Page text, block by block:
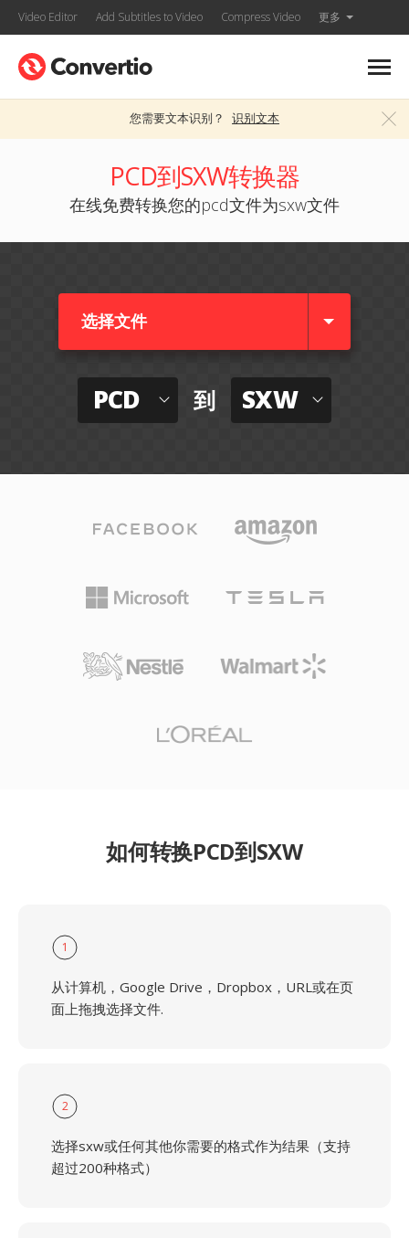
Video Editor Add Subtitles to Video Compress Video 更多
您需要文本识别？ 识别文本
PCD到SXW转换器
在线免费转换您的pcd文件为sxw文件
选择文件
PCD 到 SXW
如何转换PCD到SXW
1
从计算机，Google Drive，Dropbox，URL或在页
面上拖拽选择文件.
2
选择sxw或任何其他你需要的格式作为结果（支持
超过200种格式）